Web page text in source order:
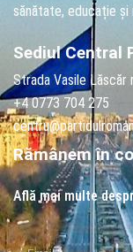
sănătate, educație
Sediul Central
Strada Vasile
+4 0773 704 275
Rămânem în
Află mai multe